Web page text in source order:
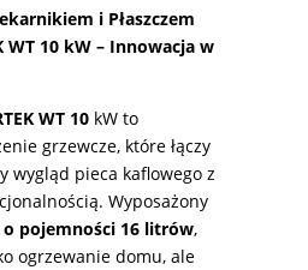
i Płaszczem
WT 10 kW – Innowacja w
WT 10kW to
grzewcze, które łączy
wygląd pieca kaflowego z
Wyposażony
o pojemności 16 litrów,
ogrzewanie domu, ale